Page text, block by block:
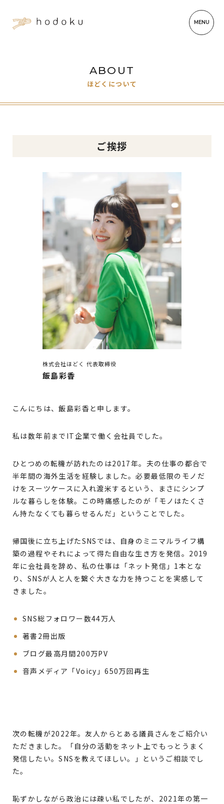
ABOUT
ほどくについて
ご挨拶
株式会社ほどく 代表取締役
飯島彩香
こんにちは、飯島彩香と申します。
私は数年前までIT企業で働く会社員でした。
ひとつめの転機が訪れたのは2017年。夫の仕事の都合で
半年間の海外生活を経験しました。必要最低限のモノだ
けをスーツケースに入れ渡米するという、まさにシンプ
ルな暮らしを体験。この時痛感したのが「モノはたくさ
ん持たなくても暮らせるんだ」ということでした。
帰国後に立ち上げたSNSでは、自身のミニマルライフ構
築の過程やそれによって得た自由な生き方を発信。2019
年に会社員を辞め、私の仕事は「ネット発信」1本とな
り、SNSが人と人を繋ぐ大きな力を持つことを実感して
きました。
SNS総フォロワー数44万人
著書2冊出版
ブログ最高月間200万PV
音声メディア「Voicy」650万回再生
次の転機が2022年。友人からとある議員さんをご紹介い
ただきました。「自分の活動をネット上でもっとうまく
発信したい。SNSを教えてほしい。」というご相談でし
た。
恥ずかしながら政治には疎い私でしたが、2021年の第一